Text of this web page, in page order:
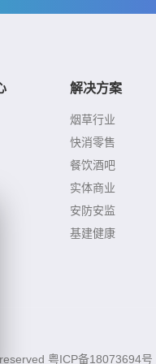
解决方案
烟草行业
快消零售
餐饮酒吧
实体商业
安防安监
基建健康
粤ICP备18073694号